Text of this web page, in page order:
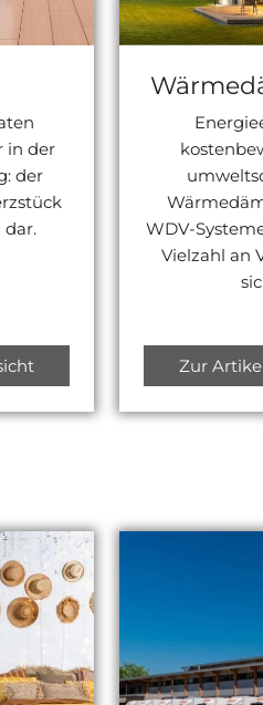
in der
der
dar.
WDV-
Vielzahl an
Zur